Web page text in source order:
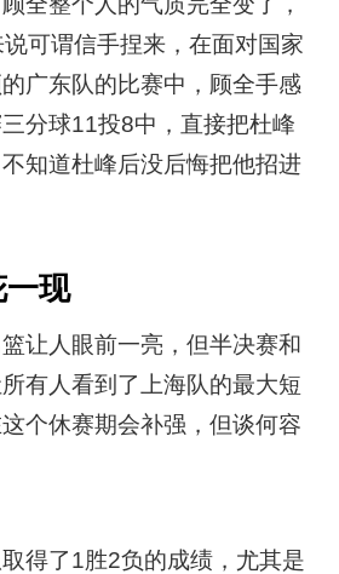
可谓信手捏来，在面对国家
广东队的比赛中，顾全手感
分球11投8中，直接把杜峰
知道杜峰后没后悔把他招进
现
篮让人眼前一亮，但半决赛和
有人看到了上海队的最大短
个休赛期会补强，但谈何容
得了1胜2负的成绩，尤其是